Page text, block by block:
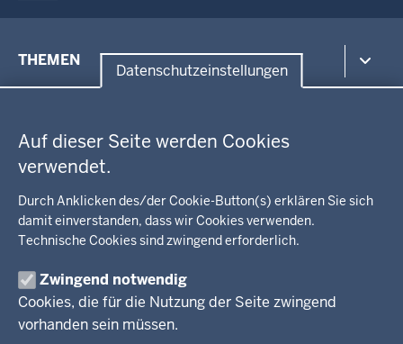
Datenschutzeinstellungen
Auf dieser Seite werden Cookies
verwendet.
Durch Anklicken des/der Cookie-Button(s) erklären Sie sich
damit einverstanden, dass wir Cookies verwenden.
Technische Cookies sind zwingend erforderlich.
Zwingend notwendig
Cookies, die für die Nutzung der Seite zwingend
vorhanden sein müssen.
der
THEMEN
Kommunalaufsicht, Planung, Verkehr
Energie, Bergbau
Recht, Ordnung
Integration, Migration
Behördenleitung
Regierungsbezirk
KARRIERE
Stellenausschreibungen
Aktuelle Ausbildungsstellen und Praktika
Pressestelle
Social Media
BEKANNTMACHUNGEN